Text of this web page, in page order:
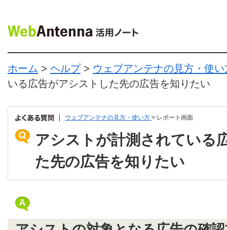
ホーム > ヘルプ> ウェブアンテナの見方・使い
いる広告がアシストした先の広告を知りたい
ウェブアンテナの見方・使い方 > レポート画面
アシストが計測されている
た先の広告を知りたい